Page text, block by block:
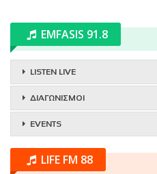
EMFASIS 91.8
LISTEN LIVE
ΔΙΑΓΩΝΙΣΜΟΙ
EVENTS
LIFE FM 88